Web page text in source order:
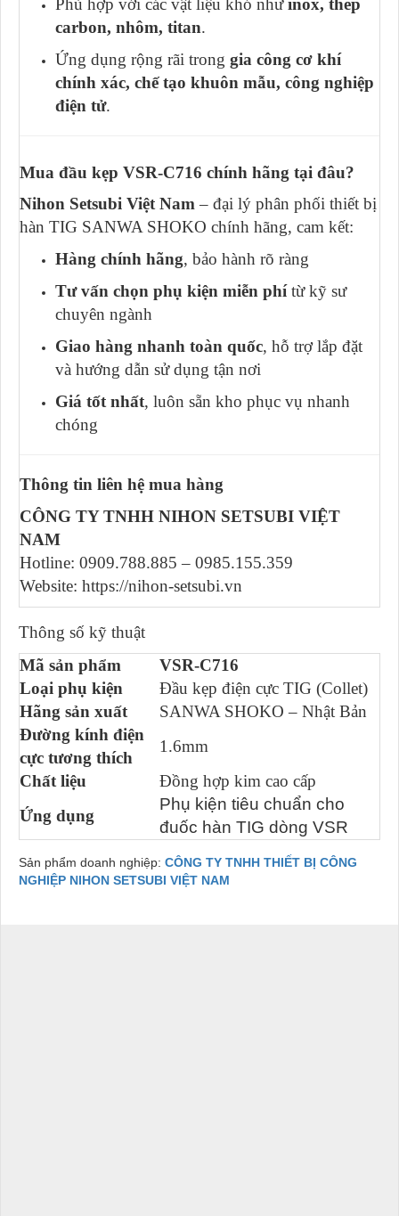
Phù hợp với các vật liệu khó nhưinox, thép
carbon, nhôm, titan.
Ứng dụng rộng rãi trong gia công cơ khí
chính xác, chế tạo khuôn mẫu, công nghiệp
điện tử.
Mua đầu kẹp VSR-C716 chính hãng tại đâu?
Nihon Setsubi Việt Nam – đại lý phân phối thiết bị
hàn TIG SANWA SHOKO chính hãng, cam kết:
Hàng chính hãng, bảo hành rõ ràng
Tư vấn chọn phụ kiện miễn phítừ kỹ sư
chuyên ngành
Giao hàng nhanh toàn quốc, hỗ trợ lắp đặt
và hướng dẫn sử dụng tận nơi
Giá tốt nhất, luôn sẵn kho phục vụ nhanh
chóng
Thông tin liên hệ mua hàng
CÔNG TY TNHH NIHON SETSUBI VIỆT
NAM
Hotline: 0909.788.885 – 0985.155.359
Website: https://nihon-setsubi.vn
Thông số kỹ thuật
Mã sản phẩm
VSR-C716
Loại phụ kiện
Đầu kẹp điện cực TIG (Collet)
Hãng sản xuất
SANWA SHOKO – Nhật Bản
Đường kính điện
cực tương thích
1.6mm
Chất liệu
Đồng hợp kim cao cấp
Ứng dụng
Phụ kiện tiêu chuẩn cho
đuốc hàn TIG dòng VSR
Sản phẩm doanh nghiệp: CÔNG TY TNHH THIẾT BỊ CÔNG
NGHIỆP NIHON SETSUBI VIỆT NAM